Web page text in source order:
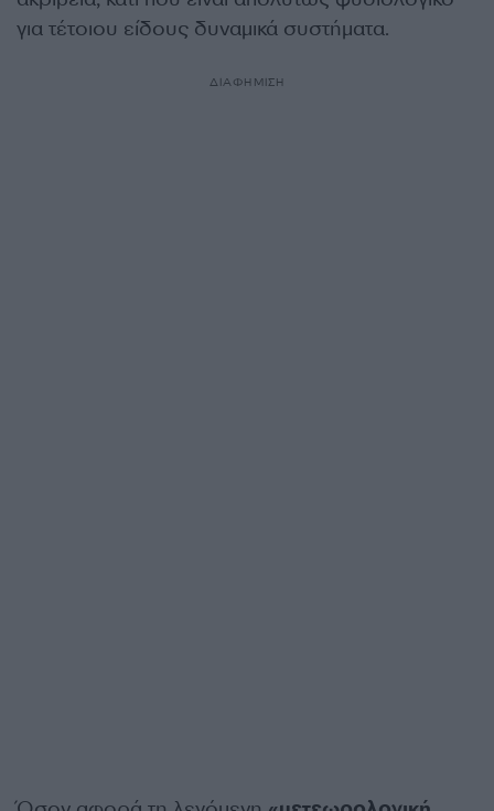
για τέτοιου είδους δυναμικά συστήματα.
ΔΙΑΦΗΜΙΣΗ